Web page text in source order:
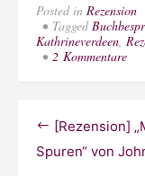
Posted in Rezension
Tagged
Kathrineverdeen,
2 Kommentarezu
ist
von
[Rezension]
Spuren“ von